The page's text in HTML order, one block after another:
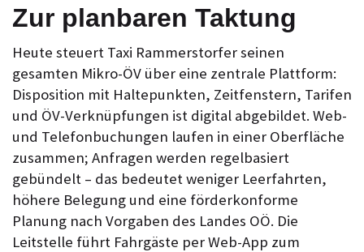
Zur planbaren Taktung
Heute steuert Taxi Rammerstorfer seinen
gesamten Mikro-ÖV über eine zentrale Plattform:
Disposition mit Haltepunkten, Zeitfenstern, Tarifen
und ÖV-Verknüpfungen ist digital abgebildet. Web-
und Telefonbuchungen laufen in einer Oberfläche
zusammen; Anfragen werden regelbasiert
gebündelt – das bedeutet weniger Leerfahrten,
höhere Belegung und eine förderkonforme
Planung nach Vorgaben des Landes OÖ. Die
Leitstelle führt Fahrgäste per Web-App zum